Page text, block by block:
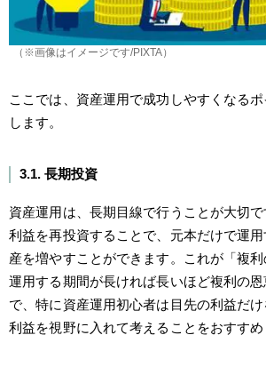
（※画像はイメージです/PIXTA）
ここでは、資産運用で成功しやすくなる
します。
3.1. 長期投資
資産運用は、長期目線で行うことが大切
利益を再投資することで、元本だけで運
産を増やすことができます。これが「複
運用する期間が長ければ長いほど複利の
で、特に資産運用初心者は目先の利益だ
利益を視野に入れて考えることをおすすめ